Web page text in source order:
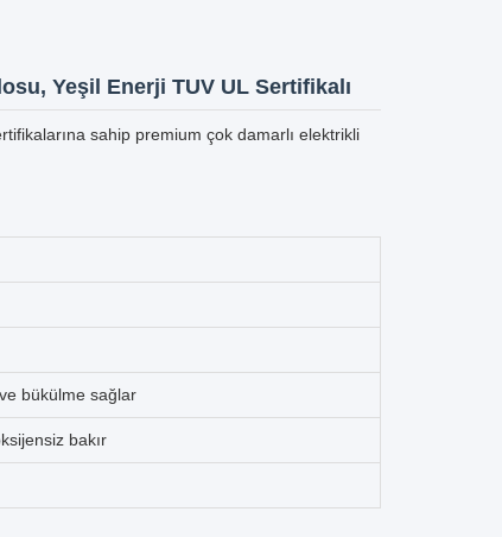
Yeşil Enerji TUV UL Sertifikalı
sahip premium çok damarlı elektrikli
bükülme sağlar
bakır